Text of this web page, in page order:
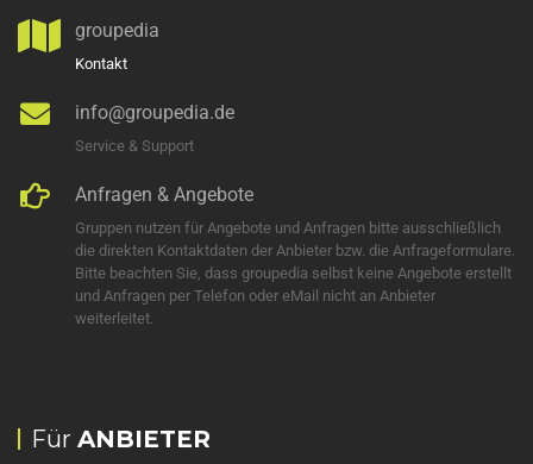
groupedia
Kontakt
info@groupedia.de
Service & Support
Anfragen & Angebote
Gruppen nutzen für Angebote und Anfragen bitte ausschließlich
die direkten Kontaktdaten der Anbieter bzw. die Anfrageformulare.
Bitte beachten Sie, dass groupedia selbst keine Angebote erstellt
und Anfragen per Telefon oder eMail nicht an Anbieter
weiterleitet.
Für ANBIETER